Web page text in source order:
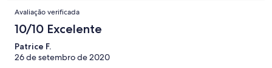
Avaliação verificada
10/10 Excelente
Patrice F.
26 de setembro de 2020